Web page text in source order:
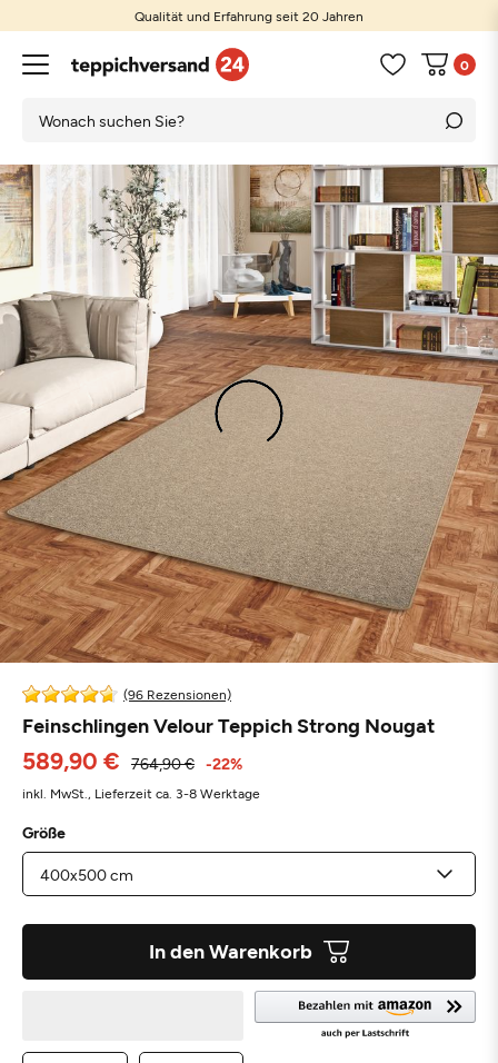
Qualität und Erfahrung seit 20 Jahren
0
(96 Rezensionen)
Feinschlingen Velour Teppich Strong Nougat
589,90 € 764,90 € -22%
inkl. MwSt., Lieferzeit ca. 3-8 Werktage
Größe
In den Warenkorb